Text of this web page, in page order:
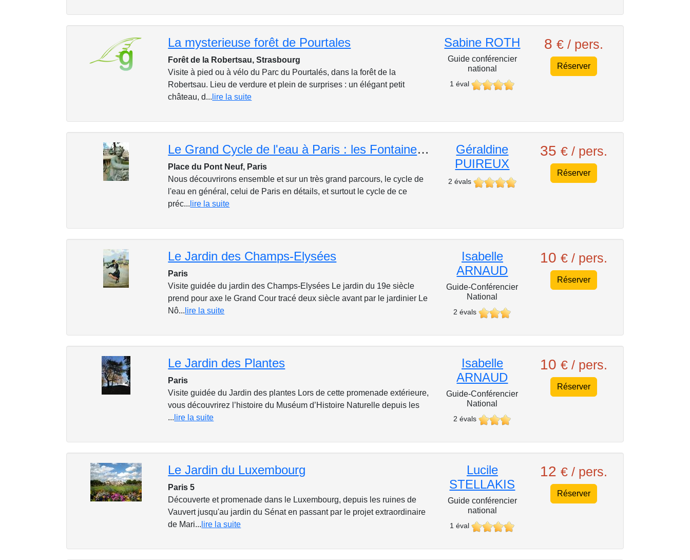
La mysterieuse forêt de Pourtales
Forêt de la Robertsau, Strasbourg
Visite à pied ou à vélo du Parc du Pourtalés, dans la forêt de la
Robertsau. Lieu de verdure et plein de surprises : un élégant petit
château, d... lire la suite
Sabine ROTH
Guide conférencier
national
1 éval
8€ / pers.
Réserver
Le Grand Cycle de l'eau à Paris : les Fontaines de la capitale
Place du Pont Neuf, Paris
Nous découvrirons ensemble et sur un très grand parcours, le cycle de
l'eau en général, celui de Paris en détails, et surtout le cycle de ce
préc... lire la suite
Géraldine
PUIREUX
2 évals
35€ / pers.
Réserver
Le Jardin des Champs-Elysées
Paris
Visite guidée du jardin des Champs-Elysées Le jardin du 19e siècle
prend pour axe le Grand Cour tracé deux siècle avant par le jardinier Le
Nô... lire la suite
Isabelle
ARNAUD
Guide-Conférencier
National
2 évals
10€ / pers.
Réserver
Le Jardin des Plantes
Paris
Visite guidée du Jardin des plantes Lors de cette promenade extérieure,
vous découvrirez l’histoire du Muséum d’Histoire Naturelle depuis les
... lire la suite
Isabelle
ARNAUD
Guide-Conférencier
National
2 évals
10€ / pers.
Réserver
Le Jardin du Luxembourg
Paris 5
Découverte et promenade dans le Luxembourg, depuis les ruines de
Vauvert jusqu'au jardin du Sénat en passant par le projet extraordinaire
de Mari... lire la suite
Lucile
STELLAKIS
Guide conférencier
national
1 éval
12€ / pers.
Réserver